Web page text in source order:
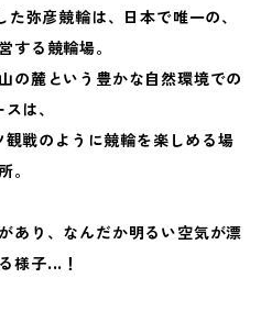
弥彦競輪は、日本で唯一の、
する競輪場。
の麓という豊かな自然環境での
スは、
戦のように競輪を楽しめる場
。
あり、なんだか明るい空気が漂
様子...！